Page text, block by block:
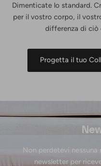
Dimenticate lo standard.
per il vostro corpo, il
differenza di ciò
Progetta il tuo
Non perdetevi
newsletter per